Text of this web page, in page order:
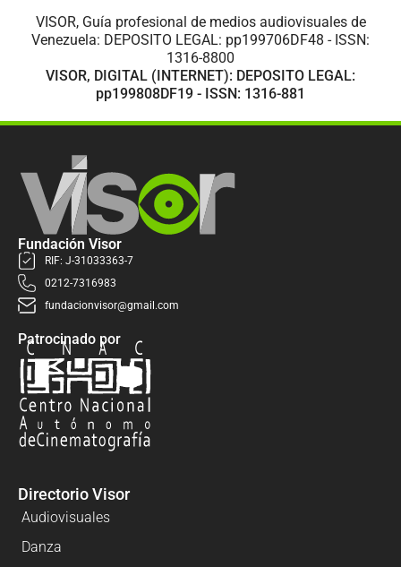
VISOR, Guía profesional de medios audiovisuales de
Venezuela: DEPOSITO LEGAL: pp199706DF48 - ISSN:
1316-8800
VISOR, DIGITAL (INTERNET): DEPOSITO LEGAL:
pp199808DF19 - ISSN: 1316-881
Fundación Visor
RIF: J-31033363-7
0212-7316983
fundacionvisor@gmail.com
Patrocinado por
Directorio Visor
Audiovisuales
Danza